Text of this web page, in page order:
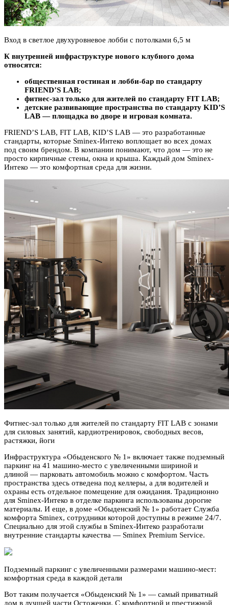
Вход в светлое двухуровневое лобби с потолками 6,5 м
К внутренней инфраструктуре нового клубного дома
относятся:
общественная гостиная и лобби-бар по стандарту
FRIEND’S LAB;
фитнес-зал только для жителей по стандарту FIT LAB;
детские развивающие пространства по стандарту KID’S
LAB — площадка во дворе и игровая комната.
FRIEND’S LAB, FIT LAB, KID’S LAB — это разработанные
стандарты, которые Sminex-Интеко воплощает во всех домах
под своим брендом. В компании понимают, что дом — это не
просто кирпичные стены, окна и крыша. Каждый дом Sminex-
Интеко — это комфортная среда для жизни.
Фитнес-зал только для жителей по стандарту FIT LAB с зонами
для силовых занятий, кардиотренировок, свободных весов,
растяжки, йоги
Инфраструктура «Обыденского № 1» включает также подземный
паркинг на 41 машино-место с увеличенными шириной и
длиной — парковать автомобиль можно с комфортом. Часть
пространства здесь отведена под келлеры, а для водителей и
охраны есть отдельное помещение для ожидания. Традиционно
для Sminex-Интеко в отделке паркинга использованы дорогие
материалы. И еще, в доме «Обыденский № 1» работает Служба
комфорта Sminex, сотрудники которой доступны в режиме 24/7.
Специально для этой службы в Sminex-Интеко разработали
внутренние стандарты качества — Sminex Premium Service.
Подземный паркинг с увеличенными размерами машино-мест:
комфортная среда в каждой детали
Вот таким получается «Обыденский № 1» — самый приватный
дом в лучшей части Остоженки. С комфортной и престижной